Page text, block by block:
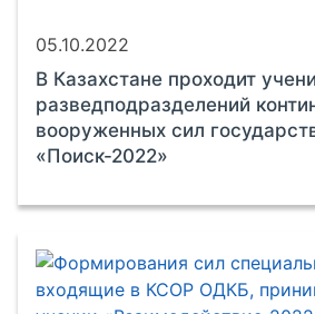
05.10.2022
В Казахстане проходит
разведподразделений
вооруженных сил
«Поиск-2022»